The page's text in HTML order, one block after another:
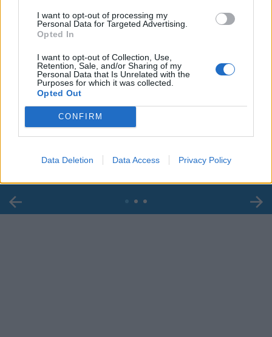
I want to opt-out of processing my
Personal Data for Targeted Advertising.
Opted In
I want to opt-out of Collection, Use,
Retention, Sale, and/or Sharing of my
Personal Data that Is Unrelated with the
Purposes for which it was collected.
Opted Out
CONFIRM
Data Deletion Data Access Privacy Policy
Leonardo Maria Del Vecchio dall'ex compagna